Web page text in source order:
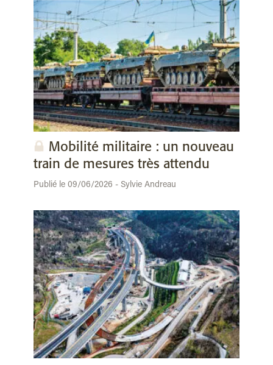
Mobilité militaire : un nouveau
train de mesures très attendu
Publié le 09/06/2026 - Sylvie Andreau